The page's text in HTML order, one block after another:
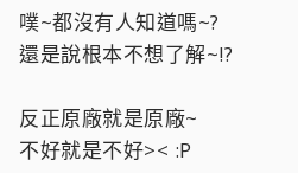
噗~都沒有人知道嗎~?
還是說根本不想了解~!?
反正原廠就是原廠~
不好就是不好>< :P